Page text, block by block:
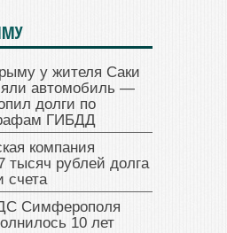
у жителя Саки
автомобиль —
долги по
ГИБДД
компания
тысяч рублей долга
счета
Симферополя
10 лет